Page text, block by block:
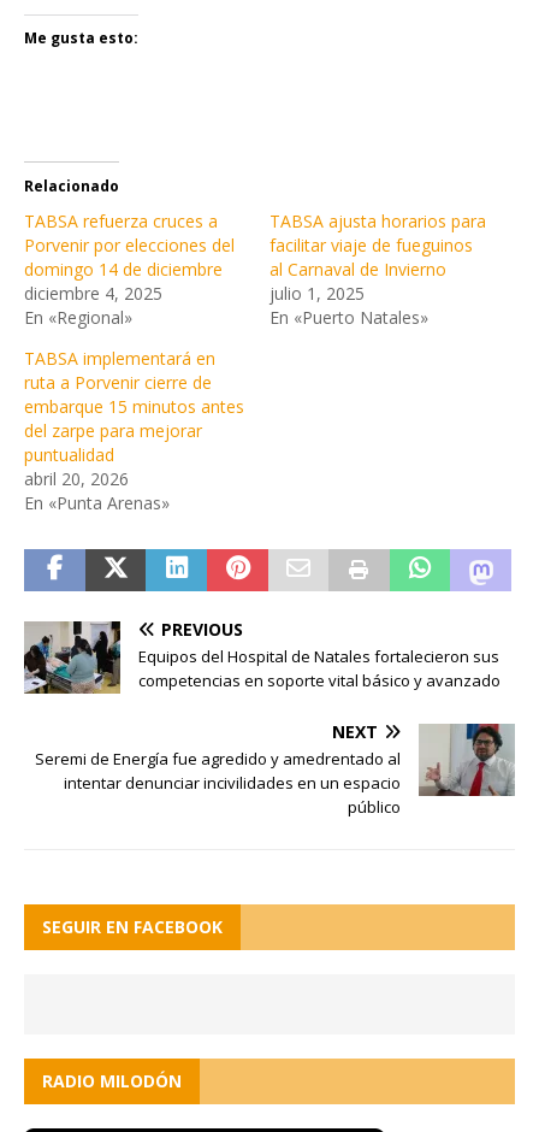
Me gusta esto:
Relacionado
TABSA refuerza cruces a
Porvenir por elecciones del
domingo 14 de diciembre
diciembre 4, 2025
En «Regional»
TABSA ajusta horarios para
facilitar viaje de fueguinos
al Carnaval de Invierno
julio 1, 2025
En «Puerto Natales»
TABSA implementará en
ruta a Porvenir cierre de
embarque 15 minutos antes
del zarpe para mejorar
puntualidad
abril 20, 2026
En «Punta Arenas»
PREVIOUS
Equipos del Hospital de Natales fortalecieron sus
competencias en soporte vital básico y avanzado
NEXT
Seremi de Energía fue agredido y amedrentado al
intentar denunciar incivilidades en un espacio
público
SEGUIR EN FACEBOOK
RADIO MILODÓN